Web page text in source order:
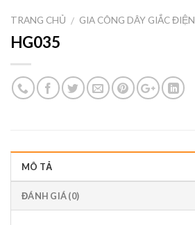
TRANG CHỦ / GIA CÔNG DÂY GIẮC ĐIỆN
HG035
MÔ TẢ
ĐÁNH GIÁ (0)